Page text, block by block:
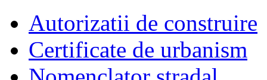
Autorizatii de construire
Certificate de urbanism